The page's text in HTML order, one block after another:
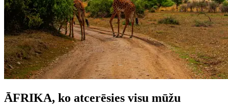
ĀFRIKA, ko atcerēsies visu mūžu